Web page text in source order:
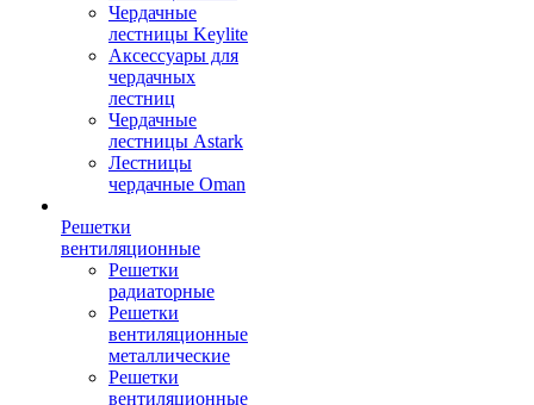
Чердачные
лестницы Keylite
Аксессуары для
чердачных
лестниц
Чердачные
лестницы Astark
Лестницы
чердачные Oman
Решетки
вентиляционные
Решетки
радиаторные
Решетки
вентиляционные
металлические
Решетки
вентиляционные